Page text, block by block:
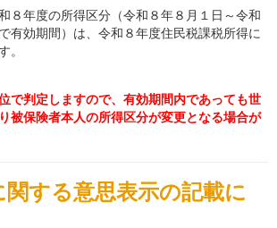
８年度の所得区分（令和８年８月１日～令和
有効期間）は、令和８年度住民税課税所得に
。
で判定しますので、有効期間内であっても世
被保険者本人の所得区分が変更となる場合が
関する意思表示の記載に